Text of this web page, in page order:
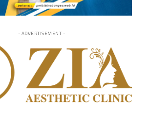
- ADVERTISEMENT -